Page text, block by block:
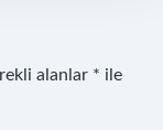
alanlar * ile